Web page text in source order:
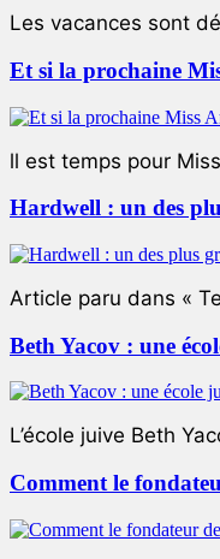
Les vacances sont
Et si la prochaine
ll est temps pour
Hardwell : un des
Article paru dans «
Beth Yacov : une
L’école juive Beth
Comment le